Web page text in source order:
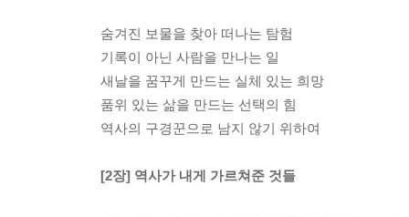
숨겨진 보물을 찾아 떠나는 탐험
기록이 아닌 사람을 만나는 일
새날을 꿈꾸게 만드는 실체 있는 희망
품위 있는 삶을 만드는 선택의 힘
역사의 구경꾼으로 남지 않기 위하여
[2장] 역사가 내게 가르쳐준 것들